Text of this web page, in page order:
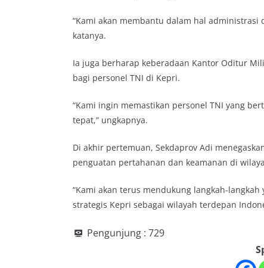
“Kami akan membantu dalam hal
katanya.
Ia juga berharap keberadaan Kantor Oditur
bagi personel TNI di Kepri.
“Kami ingin memastikan personel TNI yang
tepat,” ungkapnya.
Di akhir pertemuan, Sekdaprov Adi
penguatan pertahanan dan keamanan di
“Kami akan terus mendukung langkah-
strategis Kepri sebagai wilayah terdepan
Pengunjung : 729